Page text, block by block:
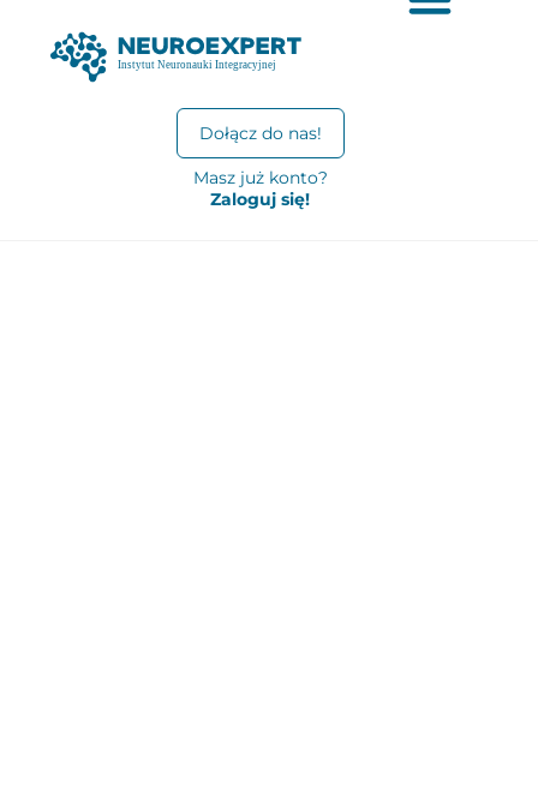
Dołącz do nas!
Masz już konto?
Zaloguj się!